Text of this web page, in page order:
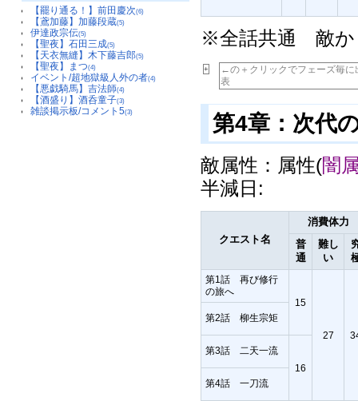
【罷り通る！】前田慶次(6)
【鳶加藤】加藤段蔵(5)
伊達政宗伝(5)
【聖夜】石田三成(5)
【天衣無縫】木下藤吉郎(5)
【聖夜】まつ(4)
イベント/超地獄級人外の者(4)
【悪戯騎馬】吉法師(4)
【酒盛り】酒呑童子(3)
雑談掲示板/コメント5(3)
※全話共通 敵か
+
←の＋クリックでフェーズ毎に
表
第4章：次代
敵属性：属性(闇
半減日:
クエスト名
消費体力
普
通
難し
い
第1話 再び修行
の旅へ
15
27
第2話 柳生宗矩
第3話 二天一流
16
第4話 一刀流